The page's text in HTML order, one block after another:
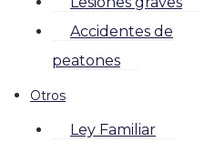
Accidentes de
peatones
Otros
Ley Familiar